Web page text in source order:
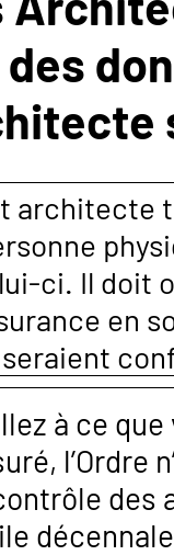
architecte
ci. Il doit
en
à ce
l’Ordre
des